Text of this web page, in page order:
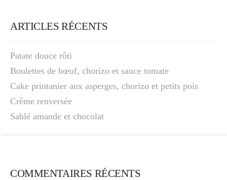
ARTICLES RÉCENTS
Patate douce rôti
Boulettes de bœuf, chorizo et sauce tomate
Cake printanier aux asperges, chorizo et petits pois
Crême renversée
Sablé amande et chocolat
COMMENTAIRES RÉCENTS